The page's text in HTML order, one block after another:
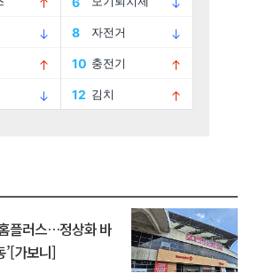
플러스…정상화 바
’[가보니]